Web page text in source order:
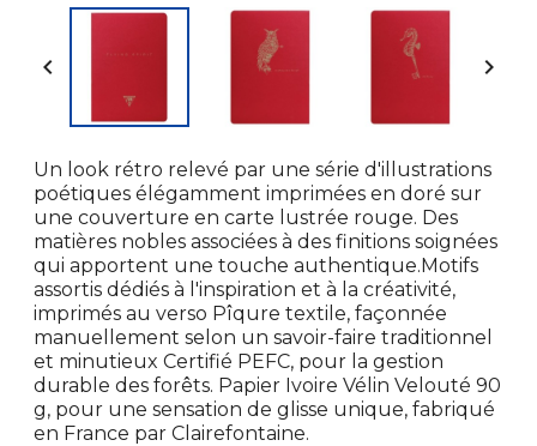
 
Un look rétro relevé par une série d'illustrations
poétiques élégamment imprimées en doré sur
une couverture en carte lustrée rouge. Des
matières nobles associées à des finitions soignées
qui apportent une touche authentique.Motifs
assortis dédiés à l'inspiration et à la créativité,
imprimés au verso Pîqure textile, façonnée
manuellement selon un savoir-faire traditionnel
et minutieux Certifié PEFC, pour la gestion
durable des forêts. Papier Ivoire Vélin Velouté 90
g, pour une sensation de glisse unique, fabriqué
en France par Clairefontaine.